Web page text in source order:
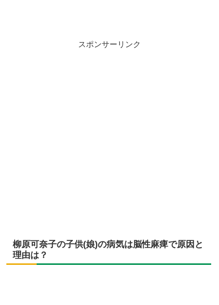
スポンサーリンク
柳原可奈子の子供(娘)の病気は脳性麻痺で原因と
理由は？